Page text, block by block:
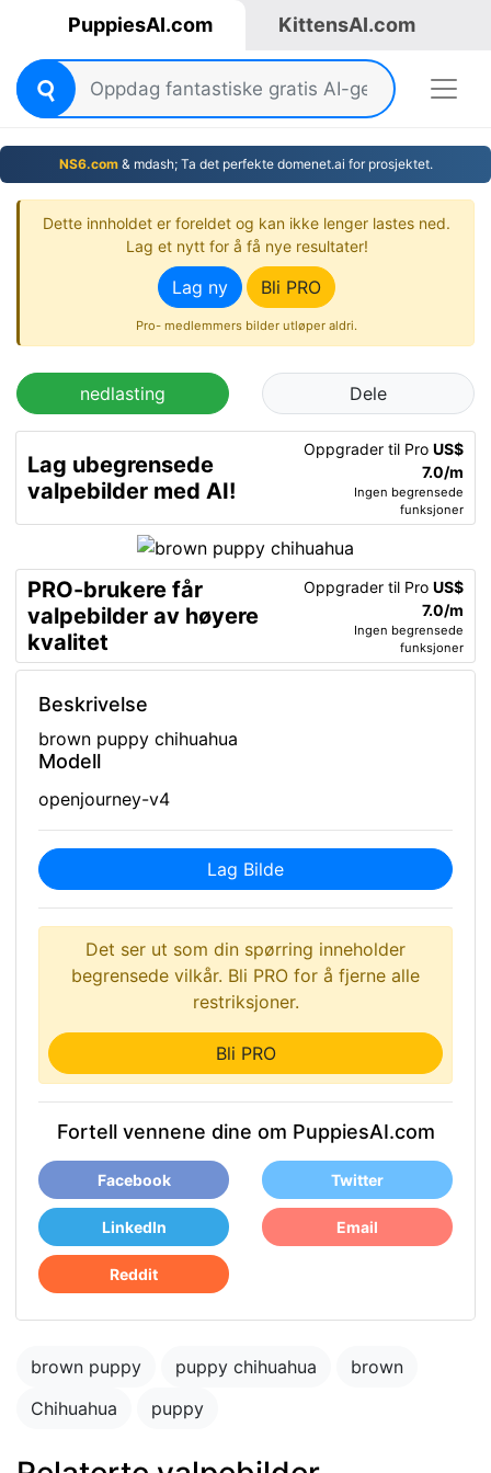
PuppiesAI.com KittensAI.com
NS6.com& mdash; Ta det perfekte domenet.ai for prosjektet.
Dette innholdet er foreldet og kan ikke lenger lastes ned.
Lag et nytt for å få nye resultater!
Lag ny Bli PRO
Pro- medlemmers bilder utløper aldri.
nedlasting Dele
Lag ubegrensede
valpebilder med AI!
Oppgrader til Pro US$
7.0/m
Ingen begrensede
funksjoner
PRO-brukere får
valpebilder av høyere
kvalitet
Oppgrader til Pro US$
7.0/m
Ingen begrensede
funksjoner
Beskrivelse
brown puppy chihuahua
Modell
openjourney-v4
Lag Bilde
Det ser ut som din spørring inneholder
begrensede vilkår. Bli PRO for å fjerne alle
restriksjoner.
Bli PRO
Fortell vennene dine om PuppiesAI.com
Facebook Twitter
LinkedIn Email
Reddit
brown puppy puppy chihuahua
brown
Chihuahua
puppy